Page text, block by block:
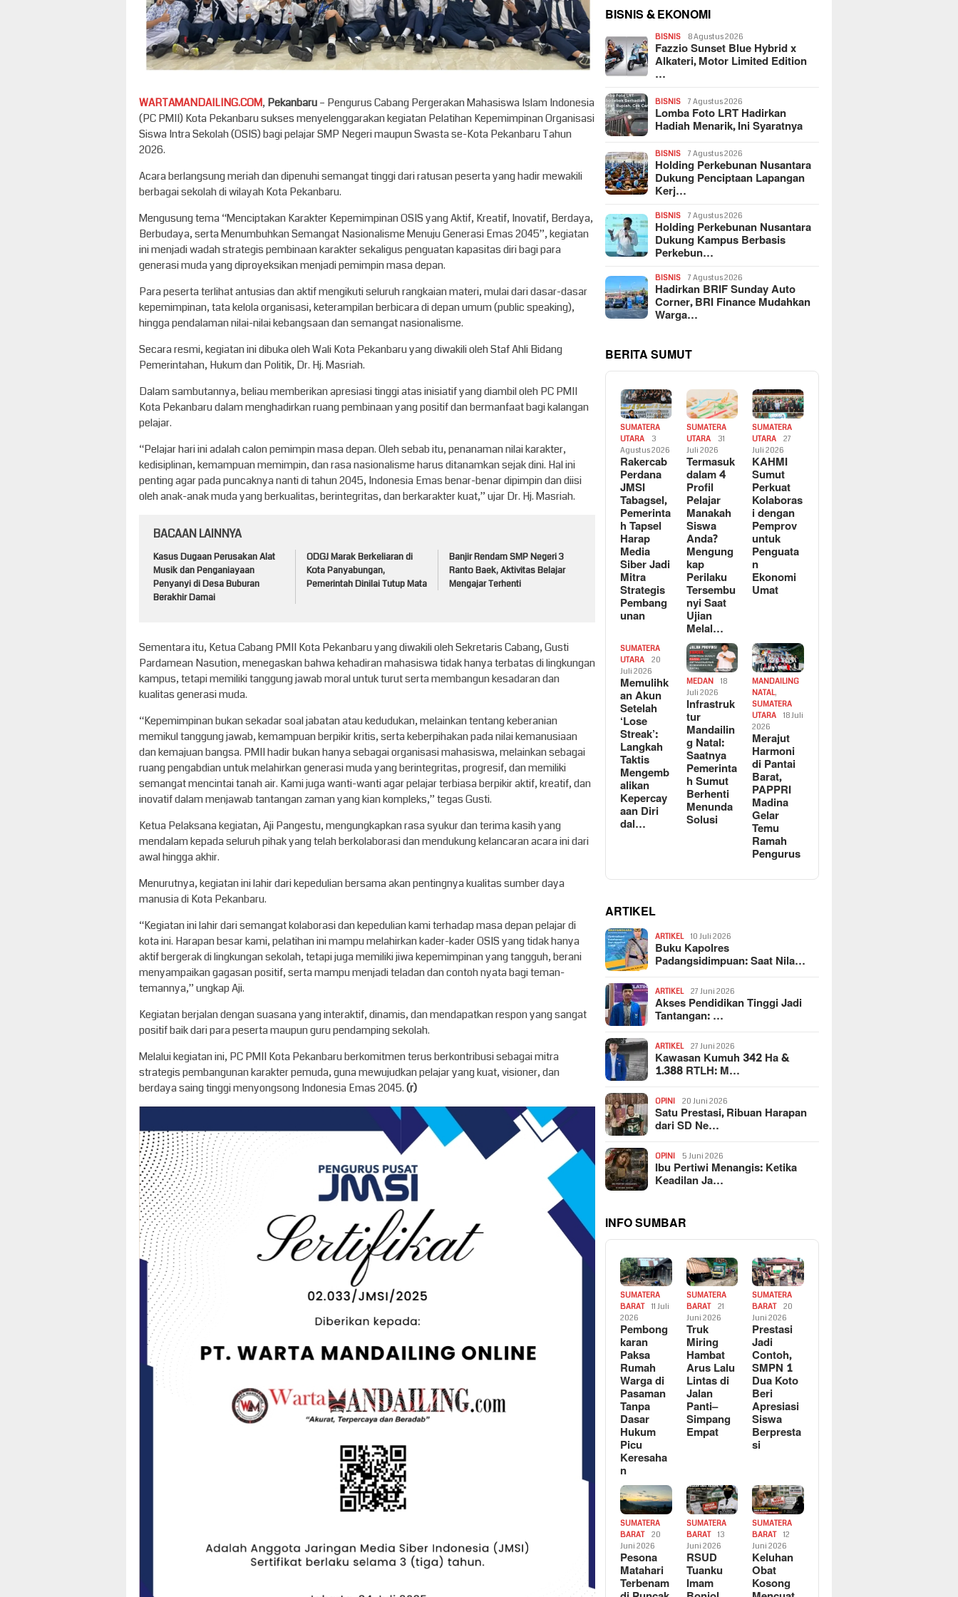
WARTAMANDAILING.COM, Pekanbaru– Pengurus Cabang Pergerakan Mahasiswa Islam Indonesia
(PC PMII) Kota Pekanbaru sukses menyelenggarakan kegiatan Pelatihan Kepemimpinan Organisasi
Siswa Intra Sekolah (OSIS) bagi pelajar SMP Negeri maupun Swasta se-Kota Pekanbaru Tahun
2026.
Acara berlangsung meriah dan dipenuhi semangat tinggi dari ratusan peserta yang hadir mewakili
berbagai sekolah di wilayah Kota Pekanbaru.
Mengusung tema “Menciptakan Karakter Kepemimpinan OSIS yang Aktif, Kreatif, Inovatif, Berdaya,
Berbudaya, serta Menumbuhkan Semangat Nasionalisme Menuju Generasi Emas 2045”, kegiatan
ini menjadi wadah strategis pembinaan karakter sekaligus penguatan kapasitas diri bagi para
generasi muda yang diproyeksikan menjadi pemimpin masa depan.
Para peserta terlihat antusias dan aktif mengikuti seluruh rangkaian materi, mulai dari dasar-dasar
kepemimpinan, tata kelola organisasi, keterampilan berbicara di depan umum (public speaking),
hingga pendalaman nilai-nilai kebangsaan dan semangat nasionalisme.
Secara resmi, kegiatan ini dibuka oleh Wali Kota Pekanbaru yang diwakili oleh Staf Ahli Bidang
Pemerintahan, Hukum dan Politik, Dr. Hj. Masriah.
Dalam sambutannya, beliau memberikan apresiasi tinggi atas inisiatif yang diambil oleh PC PMII
Kota Pekanbaru dalam menghadirkan ruang pembinaan yang positif dan bermanfaat bagi kalangan
pelajar.
“Pelajar hari ini adalah calon pemimpin masa depan. Oleh sebab itu, penanaman nilai karakter,
kedisiplinan, kemampuan memimpin, dan rasa nasionalisme harus ditanamkan sejak dini. Hal ini
penting agar pada puncaknya nanti di tahun 2045, Indonesia Emas benar-benar dipimpin dan diisi
oleh anak-anak muda yang berkualitas, berintegritas, dan berkarakter kuat,” ujar Dr. Hj. Masriah.
BACAAN LAINNYA
Kasus Dugaan Perusakan Alat
Musik dan Penganiayaan
Penyanyi di Desa Buburan
Berakhir Damai
ODGJ Marak Berkeliaran di
Kota Panyabungan,
Pemerintah Dinilai Tutup Mata
Banjir Rendam SMP Negeri 3
Ranto Baek, Aktivitas Belajar
Mengajar Terhenti
Sementara itu, Ketua Cabang PMII Kota Pekanbaru yang diwakili oleh Sekretaris Cabang, Gusti
Pardamean Nasution, menegaskan bahwa kehadiran mahasiswa tidak hanya terbatas di lingkungan
kampus, tetapi memiliki tanggung jawab moral untuk turut serta membangun kesadaran dan
kualitas generasi muda.
“Kepemimpinan bukan sekadar soal jabatan atau kedudukan, melainkan tentang keberanian
memikul tanggung jawab, kemampuan berpikir kritis, serta keberpihakan pada nilai kemanusiaan
dan kemajuan bangsa. PMII hadir bukan hanya sebagai organisasi mahasiswa, melainkan sebagai
ruang pengabdian untuk melahirkan generasi muda yang berintegritas, progresif, dan memiliki
semangat mencintai tanah air. Kami juga wanti-wanti agar pelajar terbiasa berpikir aktif, kreatif, dan
inovatif dalam menjawab tantangan zaman yang kian kompleks,” tegas Gusti.
Ketua Pelaksana kegiatan, Aji Pangestu, mengungkapkan rasa syukur dan terima kasih yang
mendalam kepada seluruh pihak yang telah berkolaborasi dan mendukung kelancaran acara ini dari
awal hingga akhir.
Menurutnya, kegiatan ini lahir dari kepedulian bersama akan pentingnya kualitas sumber daya
manusia di Kota Pekanbaru.
“Kegiatan ini lahir dari semangat kolaborasi dan kepedulian kami terhadap masa depan pelajar di
kota ini. Harapan besar kami, pelatihan ini mampu melahirkan kader-kader OSIS yang tidak hanya
aktif bergerak di lingkungan sekolah, tetapi juga memiliki jiwa kepemimpinan yang tangguh, berani
menyampaikan gagasan positif, serta mampu menjadi teladan dan contoh nyata bagi teman-
temannya,” ungkap Aji.
Kegiatan berjalan dengan suasana yang interaktif, dinamis, dan mendapatkan respon yang sangat
positif baik dari para peserta maupun guru pendamping sekolah.
Melalui kegiatan ini, PC PMII Kota Pekanbaru berkomitmen terus berkontribusi sebagai mitra
strategis pembangunan karakter pemuda, guna mewujudkan pelajar yang kuat, visioner, dan
berdaya saing tinggi menyongsong Indonesia Emas 2045.(r)
BISNIS & EKONOMI
BISNIS 8 Agustus 2026
Fazzio Sunset Blue Hybrid x
Alkateri, Motor Limited Edition
…
BISNIS 7 Agustus 2026
Lomba Foto LRT Hadirkan
Hadiah Menarik, Ini Syaratnya
BISNIS 7 Agustus 2026
Holding Perkebunan Nusantara
Dukung Penciptaan Lapangan
Kerj…
BISNIS 7 Agustus 2026
Holding Perkebunan Nusantara
Dukung Kampus Berbasis
Perkebun…
BISNIS 7 Agustus 2026
Hadirkan BRIF Sunday Auto
Corner, BRI Finance Mudahkan
Warga…
BERITA SUMUT
SUMATERA
UTARA
3
Agustus 2026
Rakercab
Perdana
JMSI
Tabagsel,
Pemerinta
h Tapsel
Harap
Media
Siber Jadi
Mitra
Strategis
Pembang
unan
SUMATERA
UTARA
31
Juli 2026
Termasuk
dalam 4
Profil
Pelajar
Manakah
Siswa
Anda?
Mengung
kap
Perilaku
Tersembu
nyi Saat
Ujian
Melal…
SUMATERA
UTARA
27
Juli 2026
KAHMI
Sumut
Perkuat
Kolaboras
i dengan
Pemprov
untuk
Penguata
n
Ekonomi
Umat
SUMATERA
UTARA
20
Juli 2026
Memulihk
an Akun
Setelah
‘Lose
Streak’:
Langkah
Taktis
Mengemb
alikan
Kepercay
aan Diri
dal…
MEDAN
18
Juli 2026
Infrastruk
tur
Mandailin
g Natal:
Saatnya
Pemerinta
h Sumut
Berhenti
Menunda
Solusi
MANDAILING
NATAL,
SUMATERA
UTARA
18 Juli
2026
Merajut
Harmoni
di Pantai
Barat,
PAPPRI
Madina
Gelar
Temu
Ramah
Pengurus
ARTIKEL
ARTIKEL 10 Juli 2026
Buku Kapolres
Padangsidimpuan: Saat Nila…
ARTIKEL 27 Juni 2026
Akses Pendidikan Tinggi Jadi
Tantangan: …
ARTIKEL 27 Juni 2026
Kawasan Kumuh 342 Ha &
1.388 RTLH: M…
OPINI 20 Juni 2026
Satu Prestasi, Ribuan Harapan
dari SD Ne…
OPINI 5 Juni 2026
Ibu Pertiwi Menangis: Ketika
Keadilan Ja…
INFO SUMBAR
SUMATERA
BARAT
11 Juli
2026
Pembong
karan
Paksa
Rumah
Warga di
Pasaman
Tanpa
Dasar
Hukum
Picu
Keresaha
n
SUMATERA
BARAT
21
Juni 2026
Truk
Miring
Hambat
Arus Lalu
Lintas di
Jalan
Panti–
Simpang
Empat
SUMATERA
BARAT
20
Juni 2026
Prestasi
Jadi
Contoh,
SMPN 1
Dua Koto
Beri
Apresiasi
Siswa
Berpresta
si
SUMATERA
BARAT
20
Juni 2026
Pesona
Matahari
Terbenam
SUMATERA
BARAT
13
Juni 2026
RSUD
Tuanku
Imam
SUMATERA
BARAT
12
Juni 2026
Keluhan
Obat
Kosong